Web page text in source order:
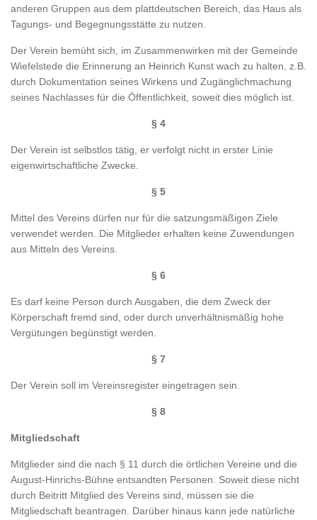
anderen Gruppen aus dem plattdeutschen Bereich, das Haus als
Tagungs- und Begegnungsstätte zu nutzen.
Der Verein bemüht sich, im Zusammenwirken mit der Gemeinde
Wiefelstede die Erinnerung an Heinrich Kunst wach zu halten, z.B.
durch Dokumentation seines Wirkens und Zugänglichmachung
seines Nachlasses für die Öffentlichkeit, soweit dies möglich ist.
§ 4
Der Verein ist selbstlos tätig, er verfolgt nicht in erster Linie
eigenwirtschaftliche Zwecke.
§ 5
Mittel des Vereins dürfen nur für die satzungsmäßigen Ziele
verwendet werden. Die Mitglieder erhalten keine Zuwendungen
aus Mitteln des Vereins.
§ 6
Es darf keine Person durch Ausgaben, die dem Zweck der
Körperschaft fremd sind, oder durch unverhältnismäßig hohe
Vergütungen begünstigt werden.
§ 7
Der Verein soll im Vereinsregister eingetragen sein.
§ 8
Mitgliedschaft
Mitglieder sind die nach § 11 durch die örtlichen Vereine und die
August-Hinrichs-Bühne entsandten Personen. Soweit diese nicht
durch Beitritt Mitglied des Vereins sind, müssen sie die
Mitgliedschaft beantragen. Darüber hinaus kann jede natürliche